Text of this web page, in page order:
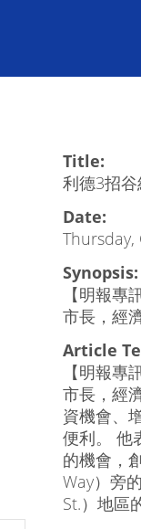
Title:
利德3招谷
Date:
Synopsis:
【明報
市長，經
Article
【明報
市長，經
資機會、
便利。 他
的機會，
Way）旁
St.）地區